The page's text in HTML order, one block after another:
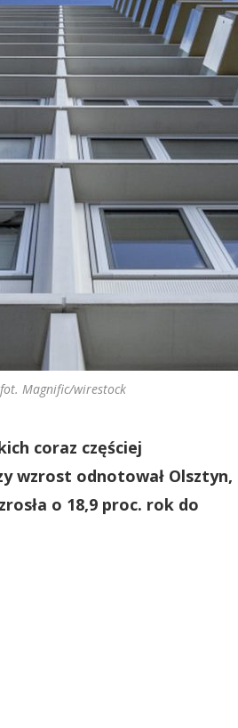
fot. Magnific/wirestock
coraz częściej
wzrost odnotował Olsztyn,
o 18,9 proc. rok do